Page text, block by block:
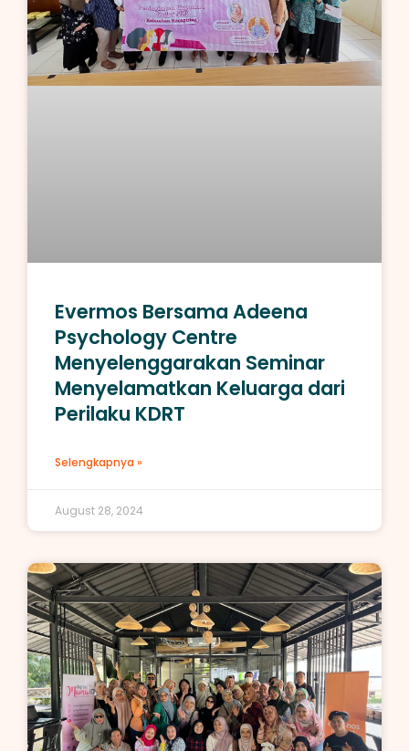
Evermos Bersama Adeena
Psychology Centre
Menyelenggarakan Seminar
Menyelamatkan Keluarga dari
Perilaku KDRT
Selengkapnya »
August 28, 2024